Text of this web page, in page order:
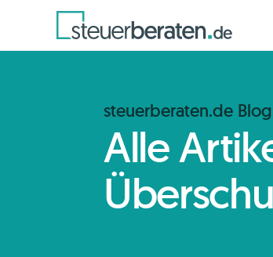
steuerberaten.de Blog
Alle